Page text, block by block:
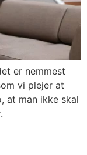
er nemmest
vi plejer at
at man ikke skal